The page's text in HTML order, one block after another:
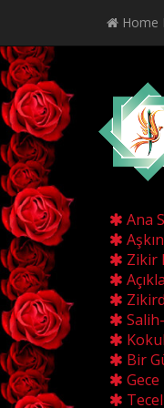
Home
Ana
Zikir
Bir